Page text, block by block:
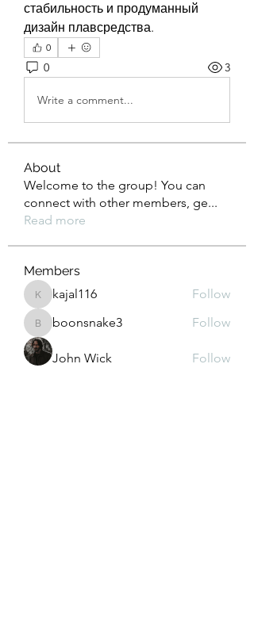
стабильность и продуманный
дизайн плавсредства.
0
0 3
Write a comment...
About
Welcome to the group! You can
connect with other members, ge...
Read more
Members
kajal116kajal116 Follow
boonsnake3
boonsnake3 Follow
John Wick Follow